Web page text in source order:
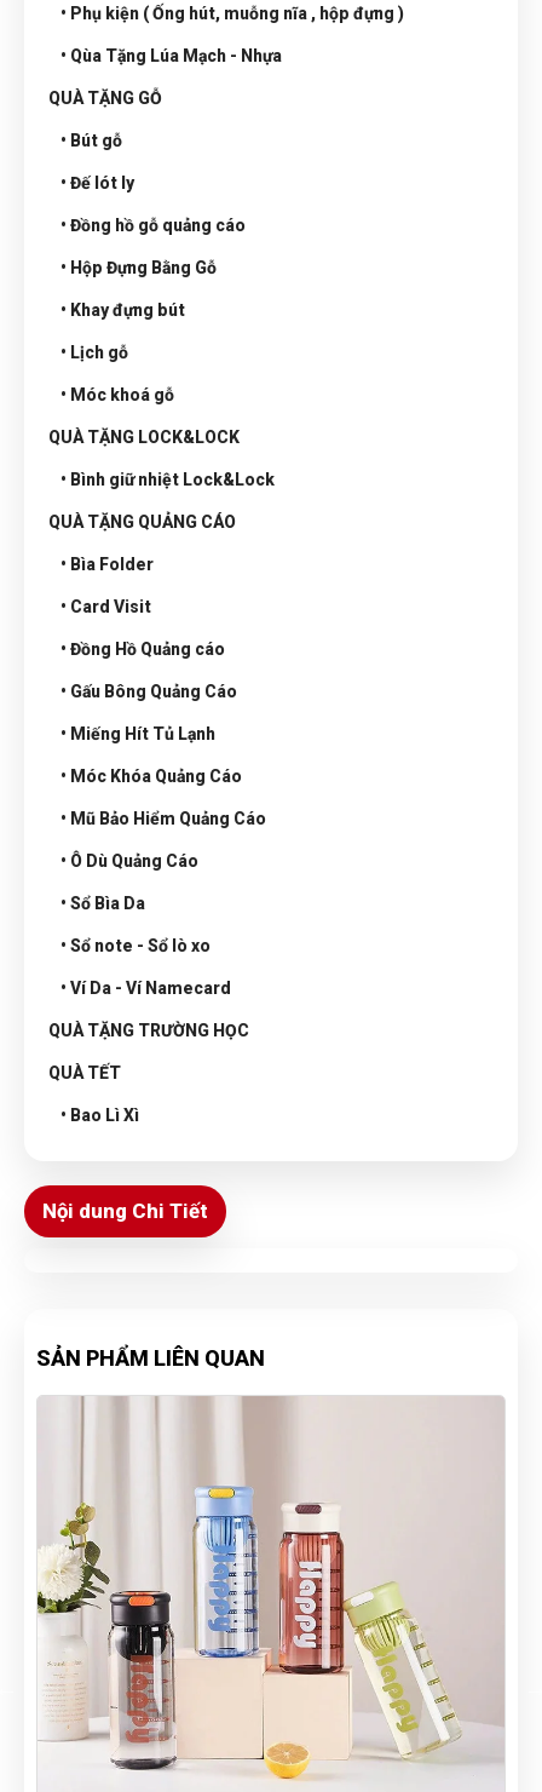
• Phụ kiện ( Ống hút, muỗng nĩa , hộp đựng )
• Qùa Tặng Lúa Mạch - Nhựa
QUÀ TẶNG GỖ
• Bút gỗ
• Đế lót ly
• Đồng hồ gỗ quảng cáo
• Hộp Đựng Bằng Gỗ
• Khay đựng bút
• Lịch gỗ
• Móc khoá gỗ
QUÀ TẶNG LOCK&LOCK
• Bình giữ nhiệt Lock&Lock
QUÀ TẶNG QUẢNG CÁO
• Bìa Folder
• Card Visit
• Đồng Hồ Quảng cáo
• Gấu Bông Quảng Cáo
• Miếng Hít Tủ Lạnh
• Móc Khóa Quảng Cáo
• Mũ Bảo Hiểm Quảng Cáo
• Ô Dù Quảng Cáo
• Sổ Bìa Da
• Sổ note - Sổ lò xo
• Ví Da - Ví Namecard
QUÀ TẶNG TRƯỜNG HỌC
QUÀ TẾT
• Bao Lì Xì
Nội dung Chi Tiết
SẢN PHẨM LIÊN QUAN